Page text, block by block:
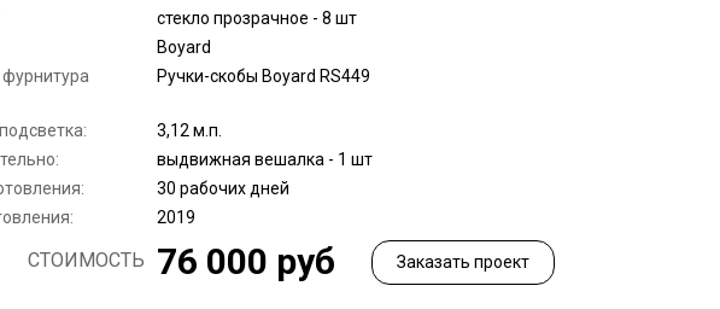
стекло прозрачное - 8 шт
Boyard
Ручки-скобы Boyard RS449
3,12 м.п.
выдвижная вешалка - 1 шт
30 рабочих дней
2019
СТОИМОСТЬ 76 000 руб Заказать проект